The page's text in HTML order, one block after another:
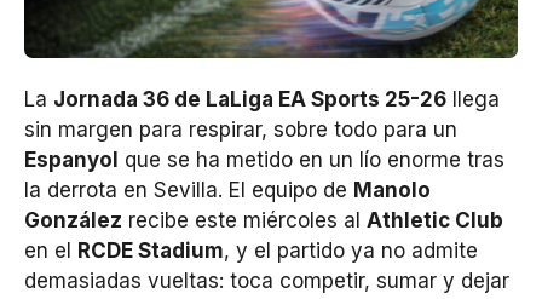
La Jornada 36 de LaLiga EA Sports 25-26 llega
sin margen para respirar, sobre todo para un
Espanyol que se ha metido en un lío enorme tras
la derrota en Sevilla. El equipo de Manolo
González recibe este miércoles al Athletic Club
en el RCDE Stadium, y el partido ya no admite
demasiadas vueltas: toca competir, sumar y dejar